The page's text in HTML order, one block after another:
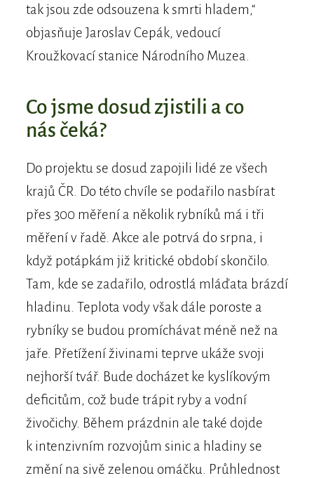
tak jsou zde odsouzena k smrti hladem,“
objasňuje Jaroslav Cepák, vedoucí
Kroužkovací stanice Národního Muzea.
Co jsme dosud zjistili a co
nás čeká?
Do projektu se dosud zapojili lidé ze všech
krajů ČR. Do této chvíle se podařilo nasbírat
přes 300 měření a několik rybníků má i tři
měření v řadě. Akce ale potrvá do srpna, i
když potápkám již kritické období skončilo.
Tam, kde se zadařilo, odrostlá mláďata brázdí
hladinu. Teplota vody však dále poroste a
rybníky se budou promíchávat méně než na
jaře. Přetížení živinami teprve ukáže svoji
nejhorší tvář. Bude docházet ke kyslíkovým
deficitům, což bude trápit ryby a vodní
živočichy. Během prázdnin ale také dojde
k intenzivním rozvojům sinic a hladiny se
změní na sivě zelenou omáčku. Průhlednost